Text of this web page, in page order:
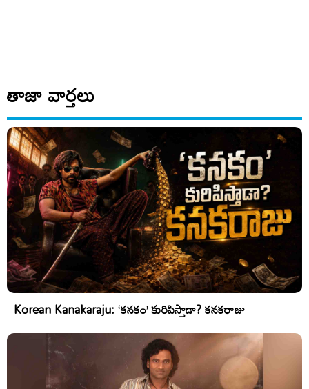
తాజా వార్తలు
Korean Kanakaraju: ‘కనకం’ కురిపిస్తాడా? కనకరాజు